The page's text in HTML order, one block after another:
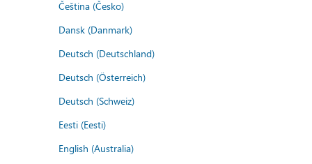
Čeština (Česko)
Dansk (Danmark)
Deutsch (Deutschland)
Deutsch (Österreich)
Deutsch (Schweiz)
Eesti (Eesti)
English (Australia)